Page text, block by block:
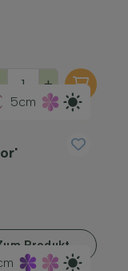
+
5cm
Produkt